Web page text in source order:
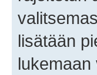
lisätään